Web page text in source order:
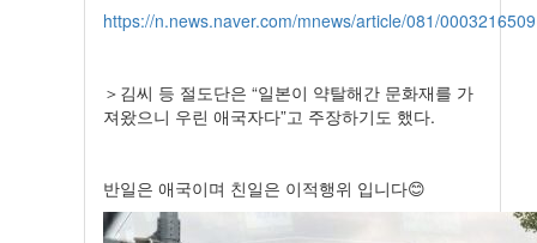
https://n.news.naver.com/mnews/article/081/0003216509
＞김씨 등 절도단은 “일본이 약탈해간 문화재를 가
져왔으니 우린 애국자다”고 주장하기도 했다.
반일은 애국이며 친일은 이적행위 입니다😊